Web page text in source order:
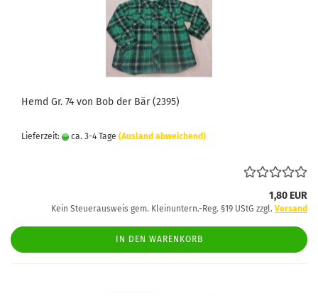
Hemd Gr. 74 von Bob der Bär (2395)
Lieferzeit: ca. 3-4 Tage (Ausland abweichend)
1,80 EUR
Kein Steuerausweis gem. Kleinuntern.-Reg. §19 UStG zzgl. Versand
IN DEN WARENKORB